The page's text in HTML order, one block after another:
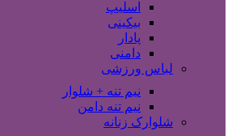
اسلیپ
بیکینی
پادار
دامنی
لباس ورزشی
نیم تنه + شلوار
نیم تنه دامن
شلوارک زنانه